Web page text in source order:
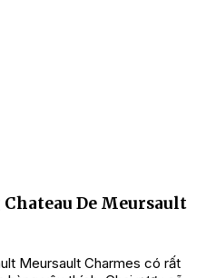
De Meursault
Meursault Charmes có rất